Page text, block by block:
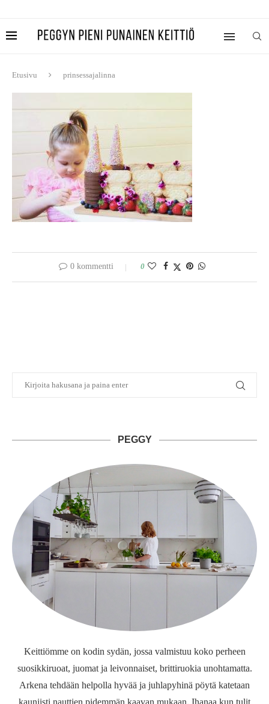
Etusivu prinsessajalinna
0 kommentti 0
PEGGY
Keittiömme on kodin sydän, jossa valmistuu koko perheen
suosikkiruoat, juomat ja leivonnaiset, brittiruokia unohtamatta.
Arkena tehdään helpolla hyvää ja juhlapyhinä pöytä katetaan